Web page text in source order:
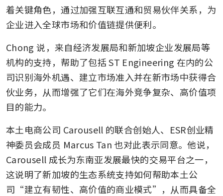
着关键角色，通过加强互联互通和贸易伙伴关系，为
企业进入全球市场和价值链提供便利。
Chong 说，来自经济发展局和新加坡企业发展局等
机构的支持，帮助了包括 ST Engineering 在内的公
司识别海外机遇、建立市场准入并在新市场中获得合
伙业务，从而增强了它们在海外竞争复杂、高价值项
目的能力。
本土电商公司 Carousell 的联合创始人、ESR创业精
神委员会成员 Marcus Tan 也对此表示同意。他说，
Carousell 成长为东南亚发展最快的交易平台之一，
这说明了新加坡的生态系统支持如何帮助本土公
司“建立有韧性、高价值的商业模式”，从而具备全